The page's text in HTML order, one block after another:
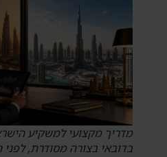
מדריך מקצועי למשקיע
בדובאי בצורה מסודרת,